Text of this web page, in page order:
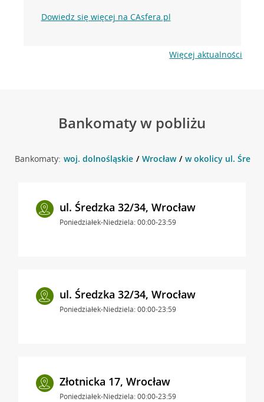
Dowiedz się więcej na CAsfera.pl
Więcej aktualności
Bankomaty w pobliżu
Bankomaty: woj. dolnośląskie Wrocław w okolicy ul.
ul. Średzka 32/34, Wrocław
Poniedziałek-Niedziela: 00:00-23:59
ul. Średzka 32/34, Wrocław
Poniedziałek-Niedziela: 00:00-23:59
Złotnicka 17, Wrocław
Poniedziałek-Niedziela: 00:00-23:59